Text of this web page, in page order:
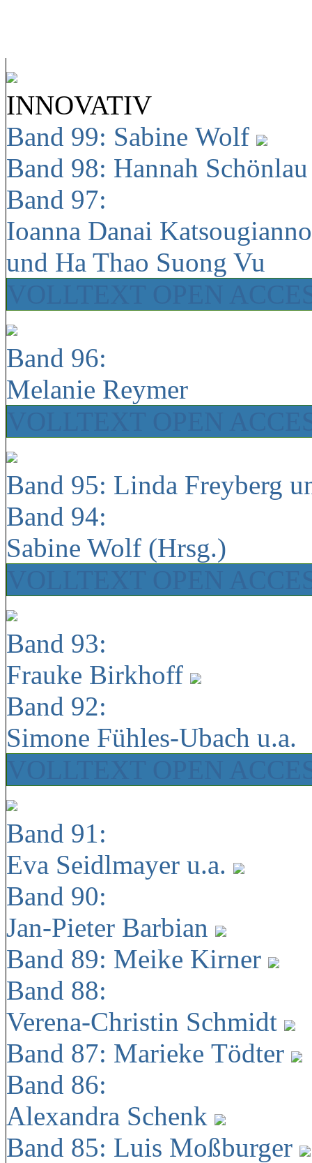
INNOVATIV
Band 99: Sabine Wolf
Band 98: Hannah
Band 97:
Ioanna Danai
und Ha Thao Suong Vu
Band 96:
Melanie Reymer
Band 95: Linda Freyberg
Band 94:
Sabine Wolf (Hrsg.)
Band 93:
Frauke Birkhoff
Band 92:
Simone Fühles-Ubach u.a.
Band 91:
Eva Seidlmayer u.a.
Band 90:
Jan-Pieter Barbian
Band 89: Meike Kirner
Band 88:
Verena-Christin Schmidt
Band 87: Marieke Tödter
Band 86:
Alexandra Schenk
Band 85: Luis Moßburger